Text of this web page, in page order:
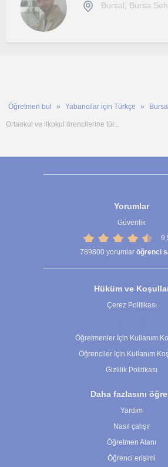
Bursal, Bursa
Öğretmen bul Yabancilar için Türkçe
Ortaokul ve ilkokul örencilerine tür...
Yorumlar
Güvenlik
789800 yorumlar öğrenci
Hüküm ve
Çerez Politikası
Öğretmenler İçin Kullanım
Öğrenciler İçin Kullanım
Gizlilik Politikası
Daha fazlasını
Yardım
Nasıl çalışır
Öğretmen Alanı
Öğrenci erişimi